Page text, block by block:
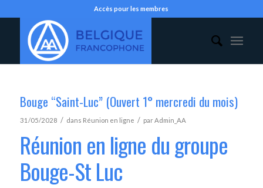
Accès pour les membres
Bouge “Saint-Luc” (Ouvert 1° mercredi du mois)
31/05/2028 / dans Réunion en ligne / parAdmin_AA
Réunion en ligne du groupe
Bouge-St Luc